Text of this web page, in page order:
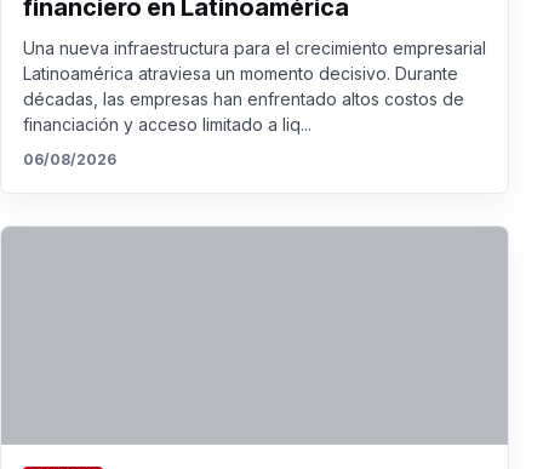
financiero en Latinoamérica
Una nueva infraestructura para el crecimiento empresarial
Latinoamérica atraviesa un momento decisivo. Durante
décadas, las empresas han enfrentado altos costos de
financiación y acceso limitado a liq...
06/08/2026